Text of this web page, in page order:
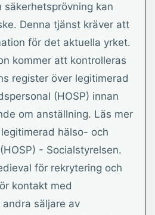
säkerhetsprövning kan
Denna tjänst kräver att
för det aktuella yrket.
kommer att kontrolleras
register över legitimerad
(HOSP) innan
om anställning. Läs mer
hälso- och
- Socialstyrelsen.
för rekrytering och
kontakt med
säljare av